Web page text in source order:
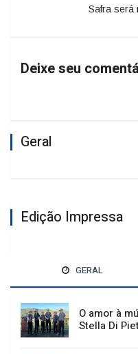
Safra será
Deixe seu
Geral
Edição Impressa
GERAL
O amor à
Stella Di